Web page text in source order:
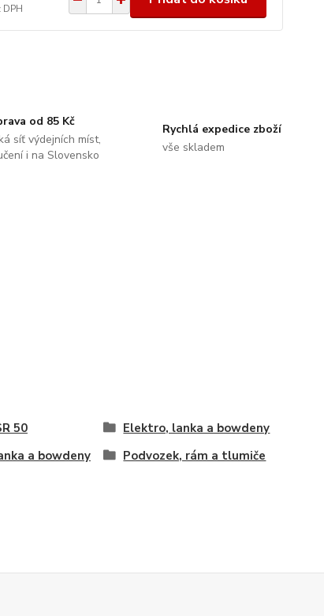
DPH
od 85 Kč
síť výdejních míst,
i na Slovensko
Rychlá expedice zboží
vše skladem
50
Elektro, lanka a bowdeny
a bowdeny
Podvozek, rám a tlumiče